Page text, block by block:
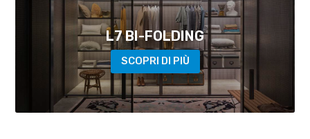
L7 BI-FOLDING
SCOPRI DI PIÙ